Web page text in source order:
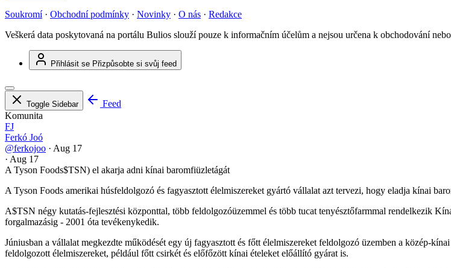
Soukromí · Obchodní podmínky · Novinky · O nás · Redakce
Veškerá data poskytovaná na portálu Bulios slouží pouze k informačním účelům a nejsou určena k obchodování
Přihlásit se Přizpůsobte si svůj feed
Toggle Sidebar
Feed
Komunita
FJ
Ferkó Joó
@ferkojoo · Aug 17
· Aug 17
A Tyson Foods$TSN) el akarja adni kínai baromfiüzletágát
A Tyson Foods amerikai húsfeldolgozó és fagyasztott élelmiszereket gyártó vállalat azt tervezi, hogy eladja kínai
A$TSN négy kutatás-fejlesztési központtal, több feldolgozóüzemmel és több tucat tenyésztőfarmmal rendelkezik
forgalmazásig - 2001 óta tevékenykedik.
Júniusban a vállalat megkezdte működését egy új fagyasztott és főtt élelmiszereket feldolgozó üzemben a közép-
feldolgozott élelmiszereket, például főtt csirkét és előfőzött kínai ételeket előállító gyárat is.